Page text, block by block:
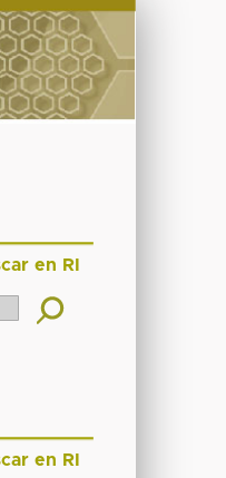
en RI
en RI